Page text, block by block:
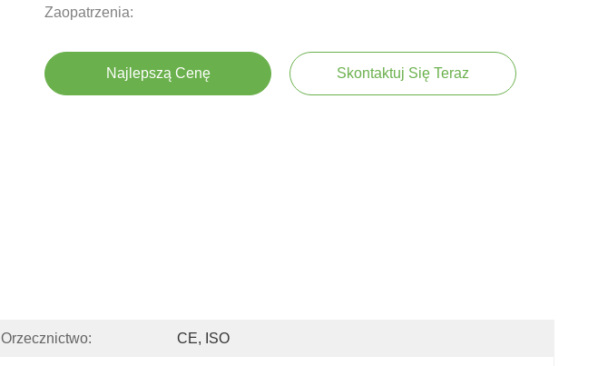
Zaopatrzenia:
Najlepszą Cenę Skontaktuj Się Teraz
Orzecznictwo: CE, ISO